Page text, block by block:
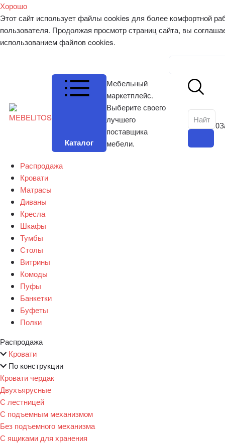
Хорошо
Этот сайт использует файлы cookies для более комфортной
пользователя. Продолжая просмотр страниц сайта, вы
использованием файлов cookies.
Каталог
Мебельный
маркетплейс.
Выберите своего
лучшего
поставщика
мебели.
0
Распродажа
Кровати
Матрасы
Диваны
Кресла
Шкафы
Тумбы
Столы
Витрины
Комоды
Пуфы
Банкетки
Буфеты
Полки
Распродажа
Кровати
По конструкции
Кровати чердак
Двухъярусные
С лестницей
С подъемным механизмом
Без подъемного механизма
С ящиками для хранения